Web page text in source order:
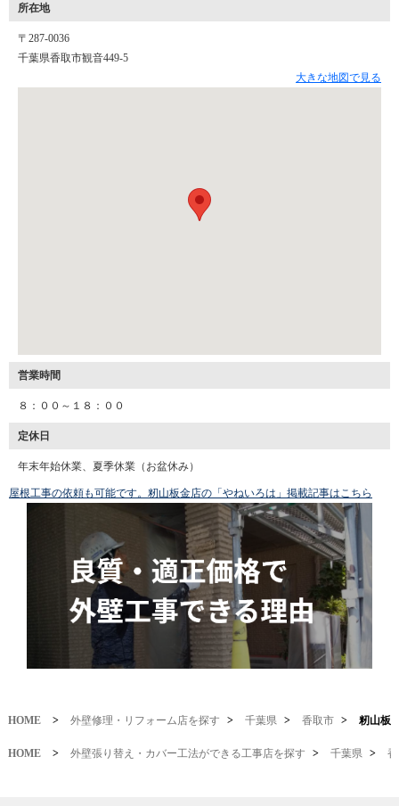
所在地
〒287-0036
千葉県香取市観音449-5
大きな地図で見る
営業時間
８：００～１８：００
定休日
年末年始休業、夏季休業（お盆休み）
屋根工事の依頼も可能です。籾山板金店の「やねいろは」掲載記事はこちら
HOME > 外壁修理・リフォーム店を探す > 千葉県 > 香取市 > 籾山板
HOME > 外壁張り替え・カバー工法ができる工事店を探す > 千葉県 >